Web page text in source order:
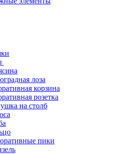
лоза
корзина
розетка
на столб
пики